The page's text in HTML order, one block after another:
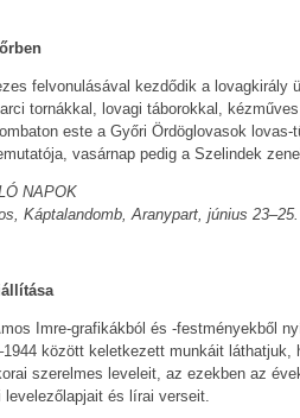
felvonulásával kezdődik a
tornákkal, lovagi táborokkal,
este a Győri Ördöglovasok
vasárnap pedig a Szelindek
NAPOK
Káptalandomb, Aranypart, június 23–25.
Imre-grafikákból és -festményekből
között keletkezett munkáit
szerelmes leveleit, az ezekben az
és lírai verseit.